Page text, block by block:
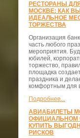
РЕСТОРАНЫ
МОСКВЕ: КАК
ИДЕАЛЬНОЕ
ТОРЖЕСТВА
Организация
часть любого
мероприятия.
юбилей,
торжество,
площадка
праздника и
комфортным для
Подробнее...
АВИАБИЛЕТЫ
ОФИЦИАЛЬНОМ
КУПИТЬ
РИСКОВ